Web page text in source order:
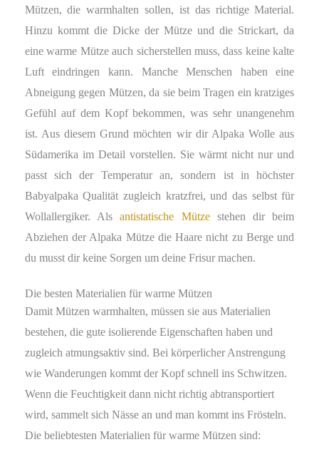
Mützen, die warmhalten sollen, ist das richtige Material.
Hinzu kommt die Dicke der Mütze und die Strickart, da
eine warme Mütze auch sicherstellen muss, dass keine kalte
Luft eindringen kann. Manche Menschen haben eine
Abneigung gegen Mützen, da sie beim Tragen ein kratziges
Gefühl auf dem Kopf bekommen, was sehr unangenehm
ist. Aus diesem Grund möchten wir dir Alpaka Wolle aus
Südamerika im Detail vorstellen. Sie wärmt nicht nur und
passt sich der Temperatur an, sondern ist in höchster
Babyalpaka Qualität zugleich kratzfrei, und das selbst für
Wollallergiker. Alsantistatische Mützestehen dir beim
Abziehen der Alpaka Mütze die Haare nicht zu Berge und
du musst dir keine Sorgen um deine Frisur machen.
Die besten Materialien für warme Mützen
Damit Mützen warmhalten, müssen sie aus Materialien
bestehen, die gute isolierende Eigenschaften haben und
zugleich atmungsaktiv sind. Bei körperlicher Anstrengung
wie Wanderungen kommt der Kopf schnell ins Schwitzen.
Wenn die Feuchtigkeit dann nicht richtig abtransportiert
wird, sammelt sich Nässe an und man kommt ins Frösteln.
Die beliebtesten Materialien für warme Mützen sind: